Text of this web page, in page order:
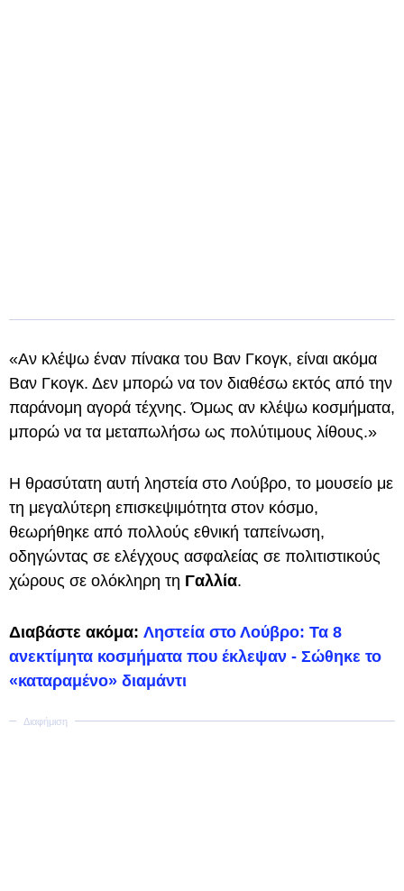
«Αν κλέψω έναν πίνακα του Βαν Γκογκ, είναι ακόμα
Βαν Γκογκ. Δεν μπορώ να τον διαθέσω εκτός από την
παράνομη αγορά τέχνης. Όμως αν κλέψω κοσμήματα,
μπορώ να τα μεταπωλήσω ως πολύτιμους λίθους.»
Η θρασύτατη αυτή ληστεία στο Λούβρο, το μουσείο με
τη μεγαλύτερη επισκεψιμότητα στον κόσμο,
θεωρήθηκε από πολλούς εθνική ταπείνωση,
οδηγώντας σε ελέγχους ασφαλείας σε πολιτιστικούς
χώρους σε ολόκληρη τη Γαλλία.
Διαβάστε ακόμα: Ληστεία στο Λούβρο: Τα 8
ανεκτίμητα κοσμήματα που έκλεψαν - Σώθηκε το
«καταραμένο» διαμάντι